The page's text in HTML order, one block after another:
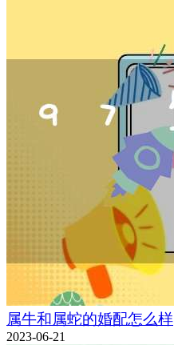
属牛和属蛇的婚配怎么样
2023-06-21